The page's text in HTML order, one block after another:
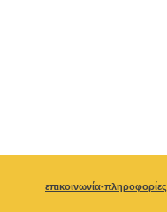
επικοινωνία-πληροφορίες